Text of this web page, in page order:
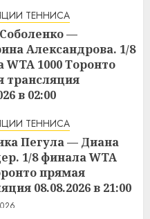
ТЕННИСА
—
Александрова. 1/8
WTA 1000 Торонто
трансляция
в 02:00
ТЕННИСА
Пегула — Диана
1/8 финала WTA
прямая
08.08.2026 в 21:00